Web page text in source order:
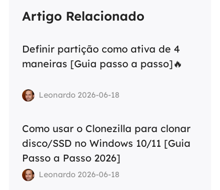
Artigo Relacionado
Definir partição como ativa de 4
maneiras [Guia passo a passo]🔥
Leonardo 2026-06-18
Como usar o Clonezilla para clonar
disco/SSD no Windows 10/11 [Guia
Passo a Passo 2026]
Leonardo 2026-06-18